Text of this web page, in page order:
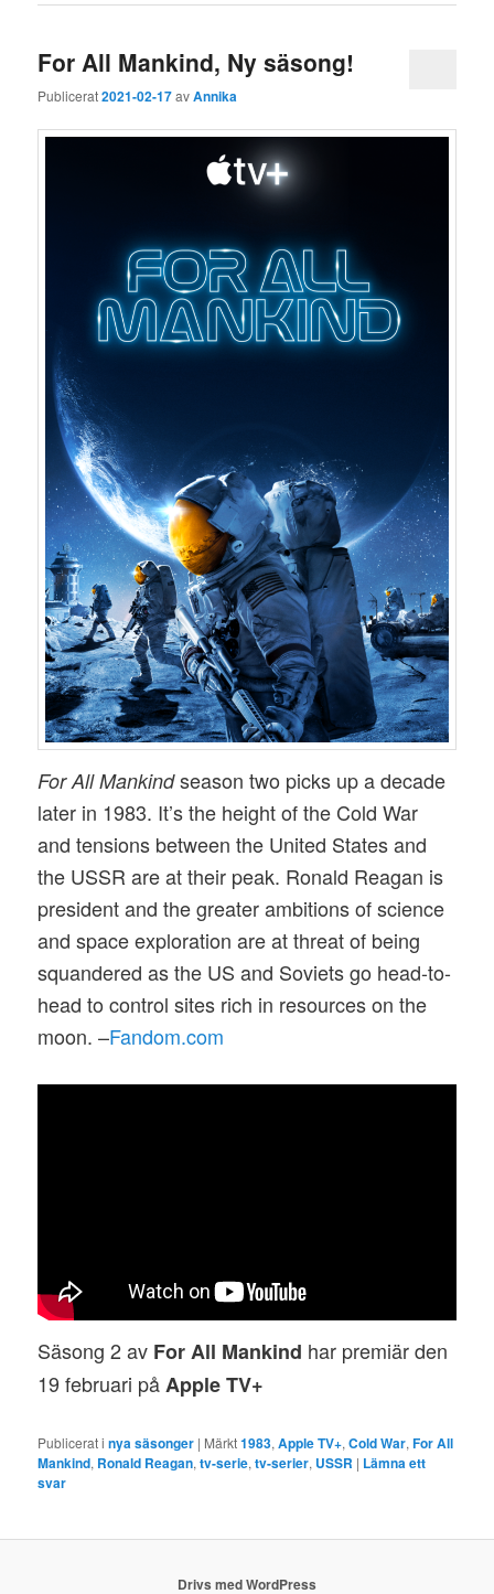
For All Mankind, Ny säsong!
Publicerat2021-02-17avAnnika
For All Mankindseason two picks up a decade
later in 1983. It’s the height of the Cold War
and tensions between the United States and
the USSR are at their peak. Ronald Reagan is
president and the greater ambitions of science
and space exploration are at threat of being
squandered as the US and Soviets go head-to-
head to control sites rich in resources on the
moon. –Fandom.com
Säsong 2 av For All Mankind har premiär den
19 februari påApple TV+
Publicerat i nya säsonger | Märkt1983,Apple TV+,Cold War,For All
Mankind, Ronald Reagan,tv-serie,tv-serier, USSR | Lämna ett
svar
Drivs med WordPress